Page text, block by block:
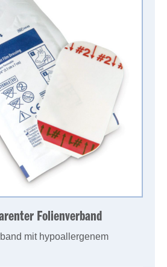
Folienverband
mit hypoallergenem